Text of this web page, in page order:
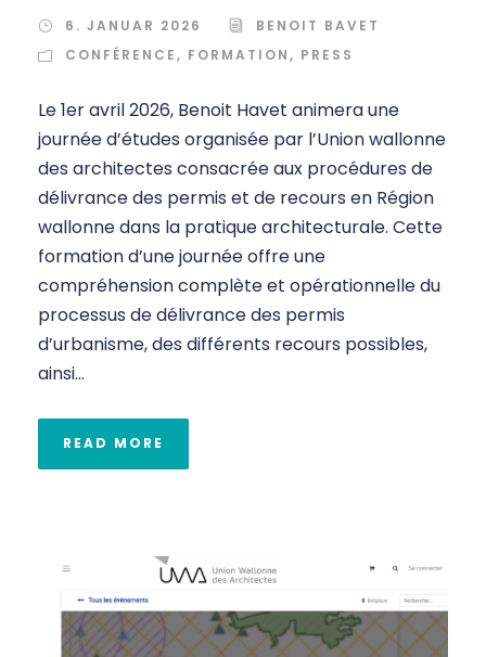
6. JANUAR 2026
BENOIT BAVET
CONFÉRENCE, FORMATION, PRESS
Le 1er avril 2026, Benoit Havet animera une
journée d’études organisée par l’Union wallonne
des architectes consacrée aux procédures de
délivrance des permis et de recours en Région
wallonne dans la pratique architecturale. Cette
formation d’une journée offre une
compréhension complète et opérationnelle du
processus de délivrance des permis
d’urbanisme, des différents recours possibles,
ainsi...
READ MORE